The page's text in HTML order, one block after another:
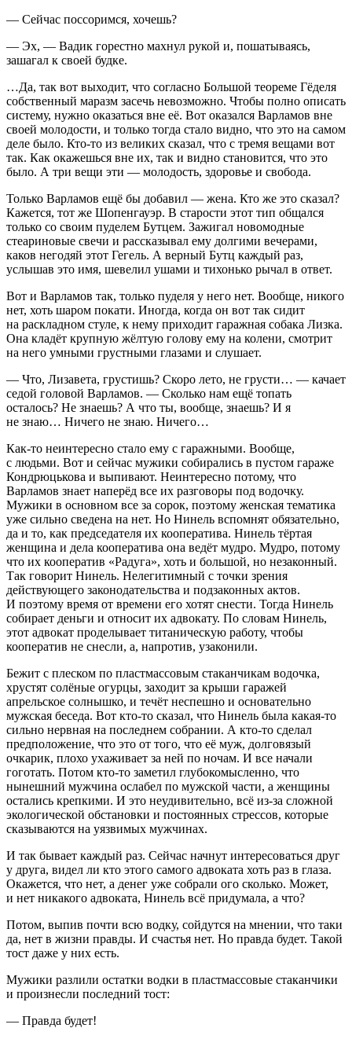
— Сейчас поссоримся, хочешь?
— Эх, — Вадик горестно махнул рукой и, пошатываясь,
зашагал к своей будке.
…Да, так вот выходит, что согласно Большой теореме Гёделя
собственный маразм засечь невозможно. Чтобы полно описать
систему, нужно оказаться вне её. Вот оказался Варламов вне
своей молодости, и только тогда стало видно, что это на самом
деле было. Кто-то из великих сказал, что с тремя вещами вот
так. Как окажешься вне их, так и видно становится, что это
было. А три вещи эти — молодость, здоровье и свобода.
Только Варламов ещё бы добавил — жена. Кто же это сказал?
Кажется, тот же Шопенгауэр. В старости этот тип общался
только со своим пуделем Бутцем. Зажигал новомодные
стеариновые свечи и рассказывал ему долгими вечерами,
каков негодяй этот Гегель. А верный Бутц каждый раз,
услышав это имя, шевелил ушами и тихонько рычал в ответ.
Вот и Варламов так, только пуделя у него нет. Вообще, никого
нет, хоть шаром покати. Иногда, когда он вот так сидит
на раскладном стуле, к нему приходит гаражная собака Лизка.
Она кладёт крупную жёлтую голову ему на колени, смотрит
на него умными грустными глазами и слушает.
— Что, Лизавета, грустишь? Скоро лето, не грусти… — качает
седой головой Варламов. — Сколько нам ещё топать
осталось? Не знаешь? А что ты, вообще, знаешь? И я
не знаю… Ничего не знаю. Ничего…
Как-то неинтересно стало ему с гаражными. Вообще,
с людьми. Вот и сейчас мужики собирались в пустом гараже
Кондрюцькова и выпивают. Неинтересно потому, что
Варламов знает наперёд все их разговоры под водочку.
Мужики в основном все за сорок, поэтому женская тематика
уже сильно сведена на нет. Но Нинель вспомнят обязательно,
да и то, как председателя их кооператива. Нинель тёртая
женщина и дела кооператива она ведёт мудро. Мудро, потому
что их кооператив «Радуга», хоть и большой, но незаконный.
Так говорит Нинель. Нелегитимный с точки зрения
действующего законодательства и подзаконных актов.
И поэтому время от времени его хотят снести. Тогда Нинель
собирает деньги и относит их адвокату. По словам Нинель,
этот адвокат проделывает титаническую работу, чтобы
кооператив не снесли, а, напротив, узаконили.
Бежит с плеском по пластмассовым стаканчикам водочка,
хрустят солёные огурцы, заходит за крыши гаражей
апрельское солнышко, и течёт неспешно и основательно
мужская беседа. Вот кто-то сказал, что Нинель была какая-то
сильно нервная на последнем собрании. А кто-то сделал
предположение, что это от того, что её муж, долговязый
очкарик, плохо ухаживает за ней по ночам. И все начали
гоготать. Потом кто-то заметил глубокомысленно, что
нынешний мужчина ослабел по мужской части, а женщины
остались крепкими. И это неудивительно, всё из-за сложной
экологической обстановки и постоянных стрессов, которые
сказываются на уязвимых мужчинах.
И так бывает каждый раз. Сейчас начнут интересоваться друг
у друга, видел ли кто этого самого адвоката хоть раз в глаза.
Окажется, что нет, а денег уже собрали ого сколько. Может,
и нет никакого адвоката, Нинель всё придумала, а что?
Потом, выпив почти всю водку, сойдутся на мнении, что таки
да, нет в жизни правды. И счастья нет. Но правда будет. Такой
тост даже у них есть.
Мужики разлили остатки водки в пластмассовые стаканчики
и произнесли последний тост:
— Правда будет!